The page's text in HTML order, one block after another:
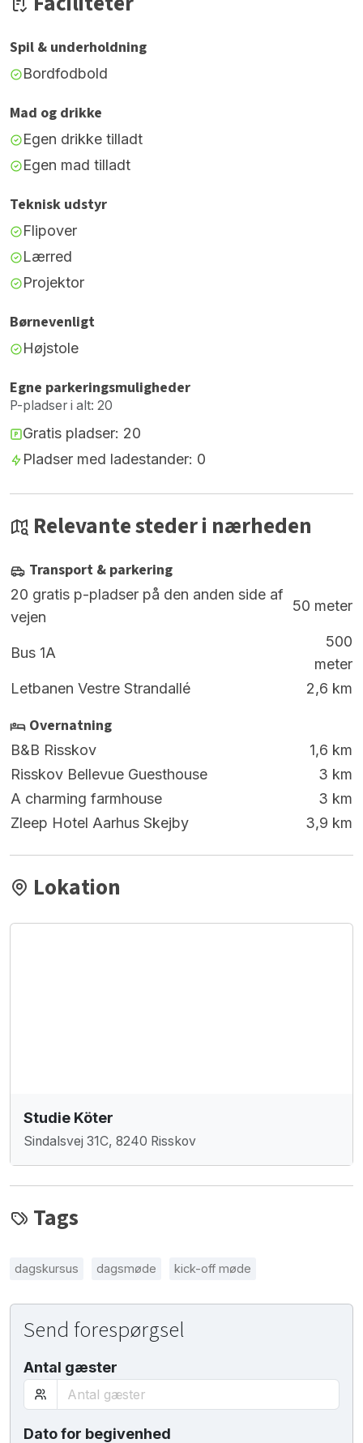
Spil & underholdning
Bordfodbold
Mad og drikke
Egen drikke tilladt
Egen mad tilladt
Teknisk udstyr
Flipover
Lærred
Projektor
Børnevenligt
Højstole
Egne parkeringsmuligheder
P-pladser i alt: 20
Gratis pladser: 20
Pladser med ladestander: 0
Relevante steder i nærheden
Transport & parkering
20 gratis p-pladser på den anden side af
vejen
50 meter
Bus 1A
500
meter
Letbanen Vestre Strandallé
2,6 km
Overnatning
B&B Risskov
1,6 km
Risskov Bellevue Guesthouse
3 km
A charming farmhouse
3 km
Zleep Hotel Aarhus Skejby
3,9 km
Lokation
Studie Köter
Sindalsvej 31C, 8240 Risskov
Tags
dagskursus dagsmøde kick-off møde
Send forespørgsel
Antal gæster
Dato for begivenhed